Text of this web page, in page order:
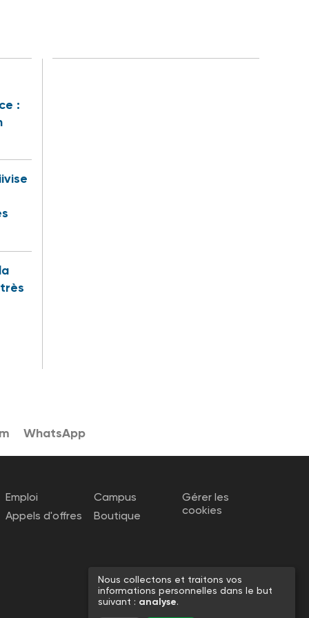
:
WhatsApp
Emploi
Appels d'offres
Campus
Boutique
Gérer les
cookies
Nous collectons et traitons vos
informations personnelles dans le but
suivant : analyse.